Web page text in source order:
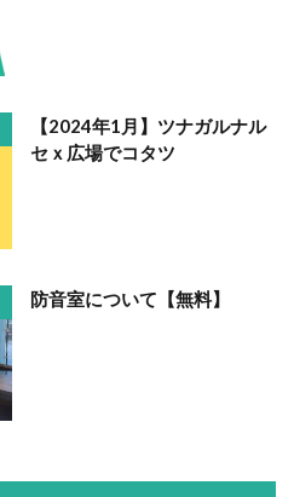
【2024年1月】ツナガルナル
セｘ広場でコタツ
防音室について【無料】